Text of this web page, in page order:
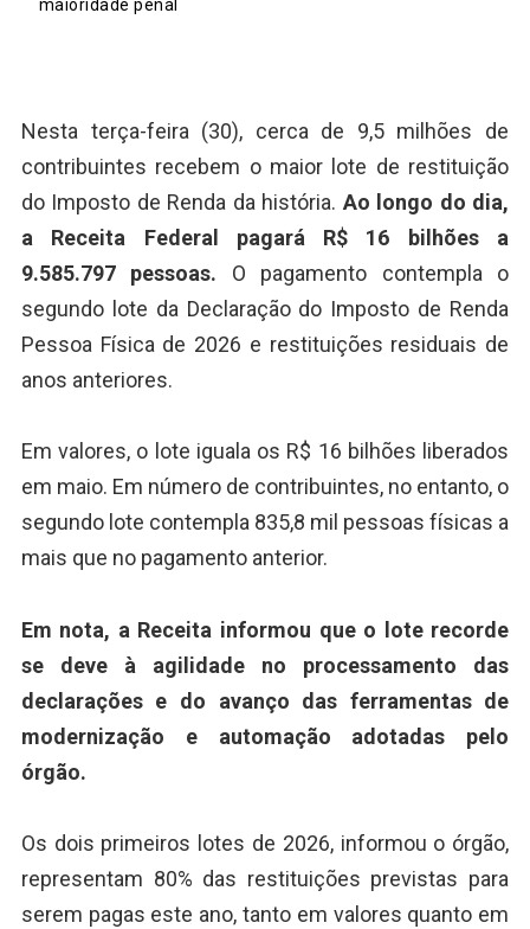
maioridade penal
Nesta terça-feira (30), cerca de 9,5 milhões de
contribuintes recebem o maior lote de restituição
do Imposto de Renda da história. Ao longo do dia,
a Receita Federal pagará R$ 16 bilhões a
9.585.797 pessoas. O pagamento contempla o
segundo lote da Declaração do Imposto de Renda
Pessoa Física de 2026 e restituições residuais de
anos anteriores.
Em valores, o lote iguala os R$ 16 bilhões liberados
em maio. Em número de contribuintes, no entanto, o
segundo lote contempla 835,8 mil pessoas físicas a
mais que no pagamento anterior.
Em nota, a Receita informou que o lote recorde
se deve à agilidade no processamento das
declarações e do avanço das ferramentas de
modernização e automação adotadas pelo
órgão.
Os dois primeiros lotes de 2026, informou o órgão,
representam 80% das restituições previstas para
serem pagas este ano, tanto em valores quanto em